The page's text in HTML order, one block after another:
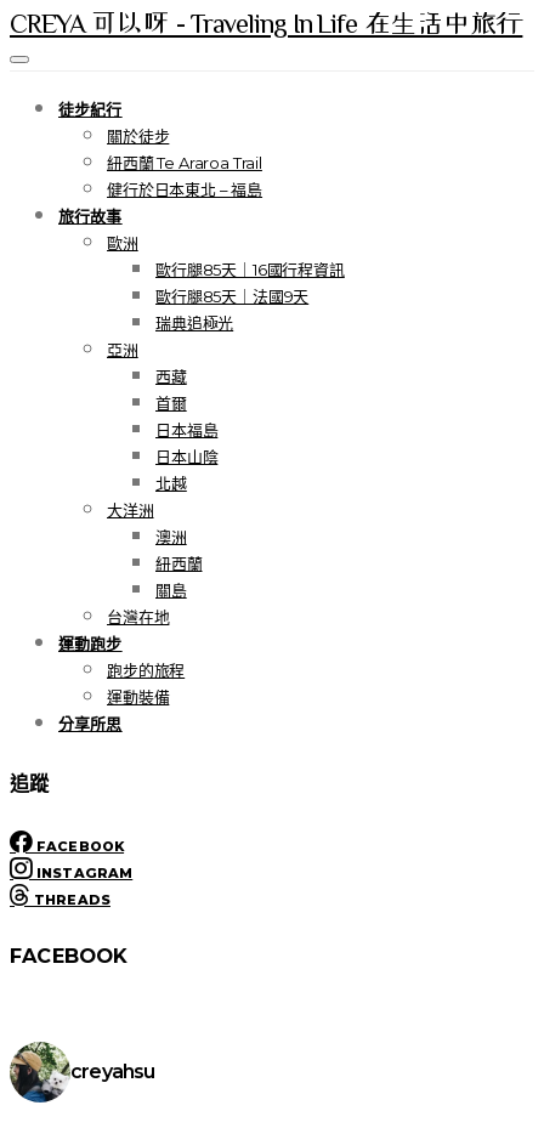
CREYA 可以呀 - Traveling In Life 在生活中旅行
徒步紀行
關於徒步
紐西蘭 Te Araroa Trail
健行於日本東北 – 福島
旅行故事
歐洲
歐行腿85天｜16國行程資訊
歐行腿85天｜法國9天
瑞典追極光
亞洲
西藏
首爾
日本福島
日本山陰
北越
大洋洲
澳洲
紐西蘭
關島
台灣在地
運動跑步
跑步的旅程
運動裝備
分享所思
追蹤
FACEBOOK
INSTAGRAM
THREADS
FACEBOOK
creyahsu